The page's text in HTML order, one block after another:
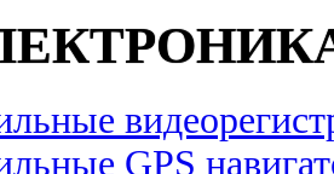
GPS